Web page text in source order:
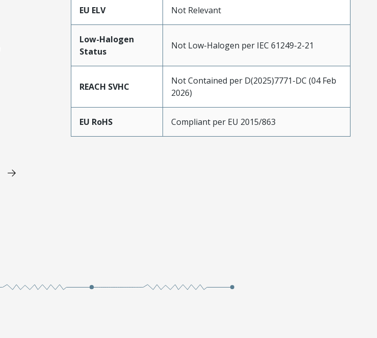
EU ELV Not Relevant
Low-Halogen
Status
Not Low-Halogen per IEC 61249-2-21
REACH SVHC
Not Contained per D(2025)7771-DC (04 Feb
2026)
EU RoHS Compliant per EU 2015/863